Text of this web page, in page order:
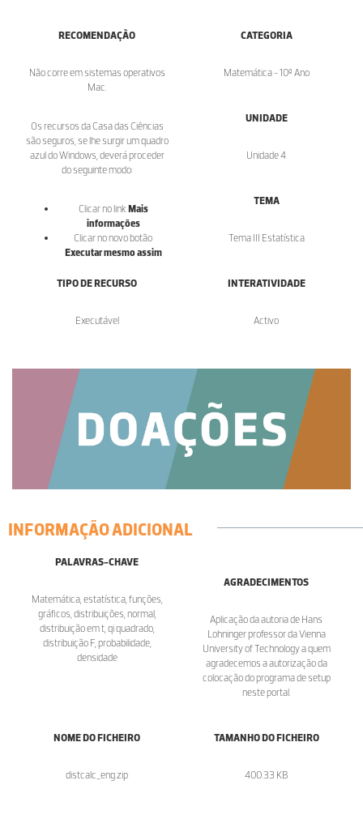
RECOMENDAÇÃO
Não corre em sistemas operativos
Mac.
Os recursos da Casa das Ciências
são seguros, se lhe surgir um quadro
azul do Windows, deverá proceder
do seguinte modo:
Clicar no link Mais
informações
Clicar no novo botão
Executar mesmo assim
CATEGORIA
Matemática - 10º Ano
UNIDADE
Unidade 4
TEMA
Tema III Estatística
TIPO DE RECURSO
Executável
INTERATIVIDADE
Activo
INFORMAÇÃO ADICIONAL
PALAVRAS-CHAVE
Matemática, estatística, funções,
gráficos, distribuições, normal,
distribuição em t, qi quadrado,
distribuição F, probabilidade,
densidade
AGRADECIMENTOS
Aplicação da autoria de Hans
Lohninger professor da Vienna
University of Technology a quem
agradecemos a autorização da
colocação do programa de setup
neste portal.
NOME DO FICHEIRO
distcalc_eng.zip
TAMANHO DO FICHEIRO
400.33 KB